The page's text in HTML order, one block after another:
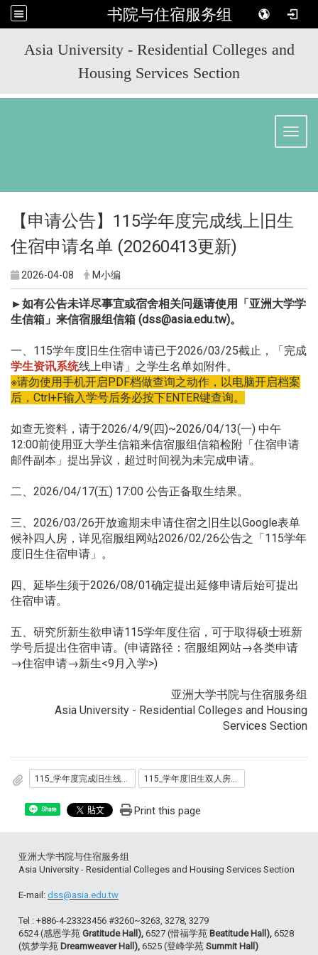
书院与住宿服务组
Asia University - Residential Colleges and
Housing Services Section
【申请公告】115学年度完成线上旧生
住宿申请名单 (20260413更新)
2026-04-08 M小编
►如有公告未详尽事宜或宿舍相关问题请使用「亚洲大学学
生信箱」来信宿服组信箱 (dss@asia.edu.tw)。
一、115学年度旧生住宿申请已于2026/03/25截止，「完成
学生资讯系统线上申请」之学生名单如附件。
※请勿使用手机开启PDF档做查询之动作，以电脑开启档案
后，Ctrl+F输入学号后务必按下ENTER键查询。
如查无资料，请于2026/4/9(四)~2026/04/13(一) 中午
12:00前使用亚大学生信箱来信宿服组信箱检附「住宿申请
邮件副本」提出异议，超过时间视为未完成申请。
二、2026/04/17(五) 17:00 公告正备取生结果。
三、2026/03/26开放逾期未申请住宿之旧生以Google表单
候补四人房，详见宿服组网站2026/02/26公告之「115学年
度旧生住宿申请」。
四、延毕生须于2026/08/01确定提出延修申请后始可提出
住宿申请。
五、研究所新生欲申请115学年度住宿，可于取得硕士班新
学号后提出住宿申请。(申请路径：宿服组网站→各类申请
→住宿申请→新生<9月入学>)
亚洲大学书院与住宿服务组
Asia University - Residential Colleges and Housing
Services Section
Share Print this page
亚洲大学书院与住宿服务组
Asia University - Residential Colleges and Housing Services Section
E-mail: dss@asia.edu.tw
Tel : +886-4-23323456 #3260~3263, 3278, 3279
6524 (感恩学苑 Gratitude Hall), 6527 (惜福学苑 Beatitude Hall), 6528
(筑梦学苑 Dreamweaver Hall), 6525 (登峰学苑 Summit Hall)